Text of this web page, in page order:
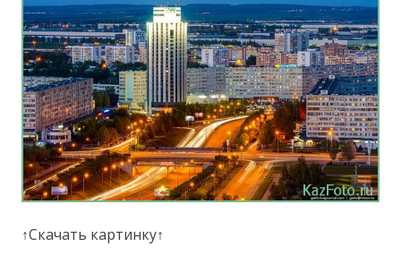
↑Скачать картинку↑